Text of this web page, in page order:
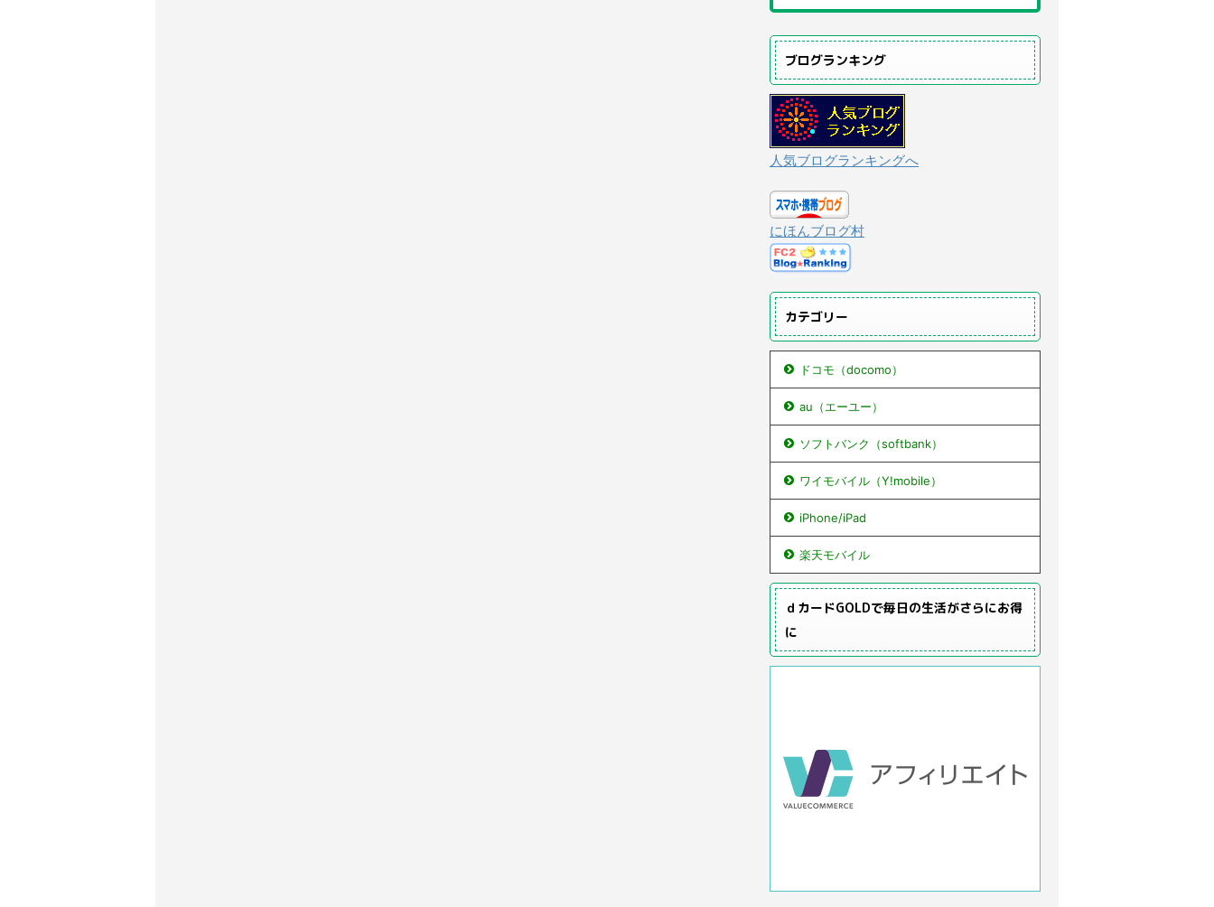
ブログランキング
人気ブログランキングへ
にほんブログ村
カテゴリー
ドコモ（docomo）
au（エーユー）
ソフトバンク（softbank）
ワイモバイル（Y!mobile）
iPhone/iPad
楽天モバイル
ｄカードGOLDで毎日の生活がさらにお得
に